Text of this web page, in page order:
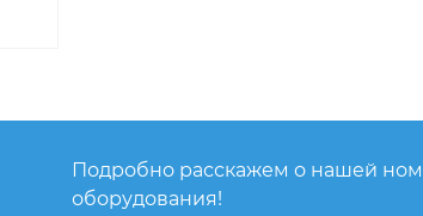
Подробно расскажем о нашей
оборудования!